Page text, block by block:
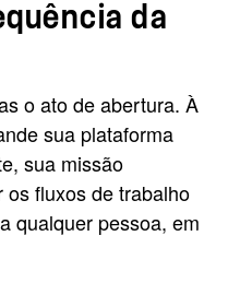
da
o ato de abertura. À
sua plataforma
sua missão
os fluxos de trabalho
qualquer pessoa, em